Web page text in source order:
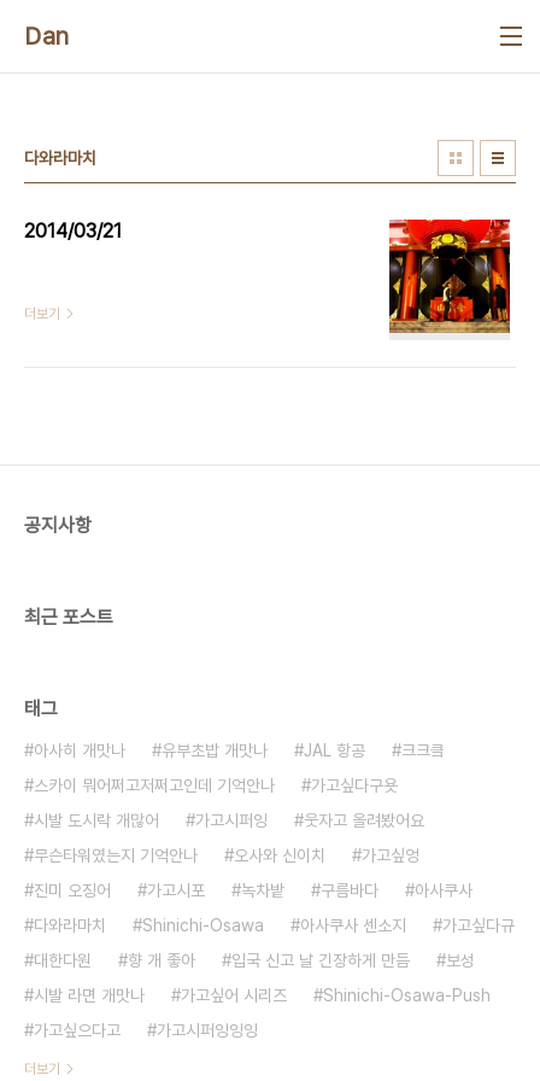
Dan
다와라마치
2014/03/21
더보기
공지사항
최근 포스트
태그
아사히 개맛나 유부초밥 개맛나 JAL 항공
크크킄
스카이 뭐어쩌고저쩌고인데 기억안나
가고싶다구욧
시발 도시락 개많어
가고시퍼잉
웃자고 올려봤어요
무슨타워였는지 기억안나
오사와 신이치
가고싶엉
진미 오징어
가고시포 녹차밭 구름바다
아사쿠사
다와라마치
Shinichi-Osawa 아사쿠사 센소지
가고싶다규
대한다원
향 개 좋아 입국 신고 날 긴장하게 만듬
보성
시발 라면 개맛나
가고싶어 시리즈
Shinichi-Osawa-Push
가고싶으다고
가고시퍼잉잉잉
더보기